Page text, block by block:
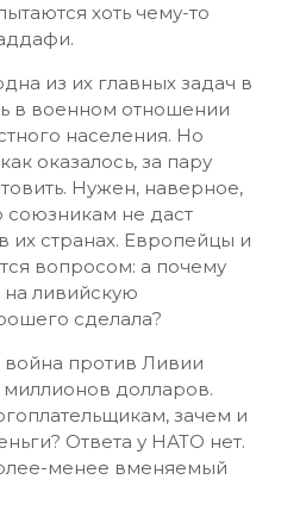
хоть чему-то
из их главных задач в
в военном отношении
населения. Но
оказалось, за пару
Нужен, наверное,
союзникам не даст
странах. Европейцы и
вопросом: а почему
ливийскую
сделала?
против Ливии
миллионов долларов.
зачем и
Ответа у НАТО нет.
менее вменяемый